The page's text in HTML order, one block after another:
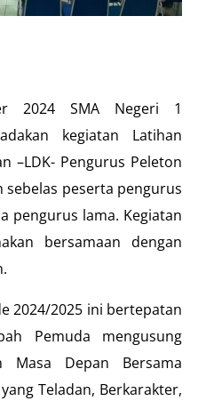
2024 SMA Negeri 1
kegiatan Latihan
–LDK- Pengurus Peleton
peserta pengurus
pengurus lama. Kegiatan
bersamaan dengan
2024/2025 ini bertepatan
Pemuda mengusung
Masa Depan Bersama
Teladan, Berkarakter,